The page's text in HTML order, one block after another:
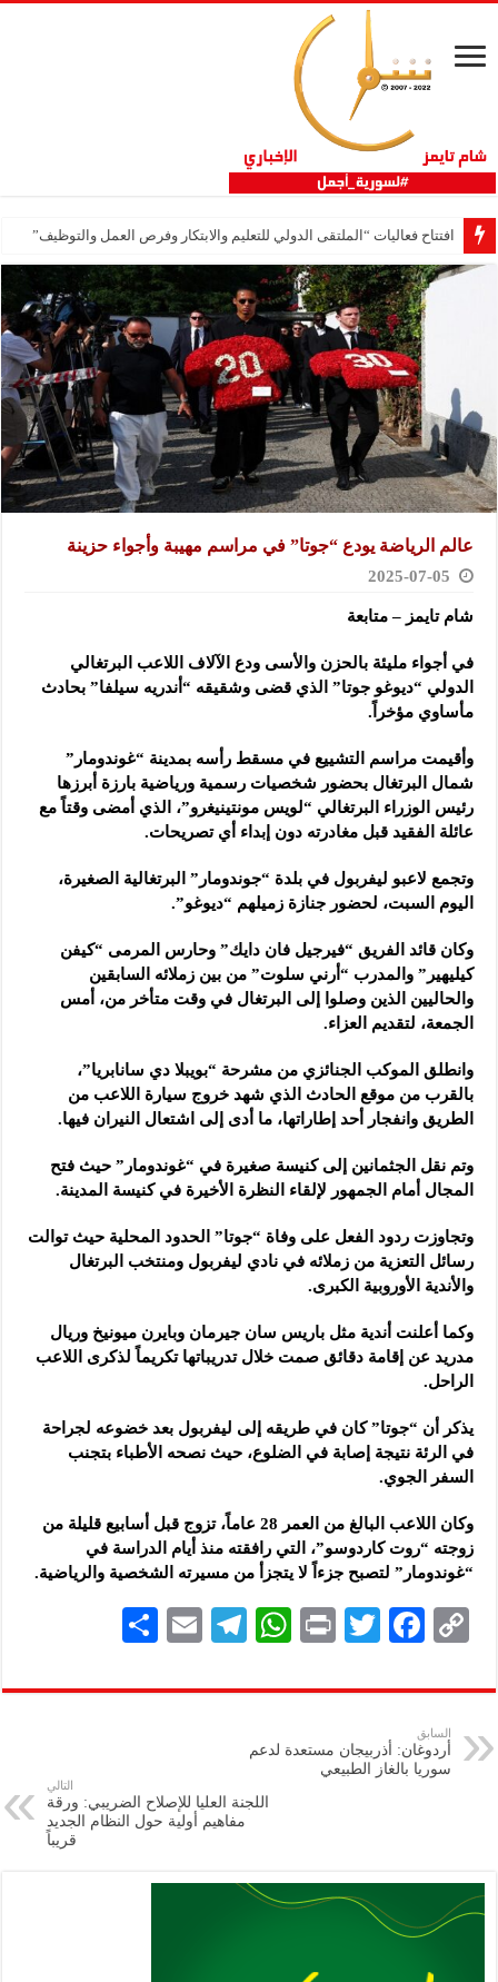
افتتاح فعاليات “الملتقى الدولي للتعليم والابتكار وفرص العمل والتوظيف”
عالم الرياضة يودع “جوتا” في مراسم مهيبة وأجواء حزينة
2025-07-05
شام تايمز – متابعة
في أجواء مليئة بالحزن والأسى ودع الآلاف اللاعب البرتغالي
الدولي “ديوغو جوتا” الذي قضى وشقيقه “أندريه سيلفا” بحادث
مأساوي مؤخراً.
وأقيمت مراسم التشييع في مسقط رأسه بمدينة “غوندومار”
شمال البرتغال بحضور شخصيات رسمية ورياضية بارزة أبرزها
رئيس الوزراء البرتغالي “لويس مونتينيغرو”، الذي أمضى وقتاً مع
عائلة الفقيد قبل مغادرته دون إبداء أي تصريحات.
وتجمع لاعبو ليفربول في بلدة “جوندومار” البرتغالية الصغيرة،
اليوم السبت، لحضور جنازة زميلهم “ديوغو”.
وكان قائد الفريق “فيرجيل فان دايك” وحارس المرمى “كيفن
كيليهير” والمدرب “أرني سلوت” من بين زملائه السابقين
والحاليين الذين وصلوا إلى البرتغال في وقت متأخر من، أمس
الجمعة، لتقديم العزاء.
وانطلق الموكب الجنائزي من مشرحة “بويبلا دي سانابريا”،
بالقرب من موقع الحادث الذي شهد خروج سيارة اللاعب من
الطريق وانفجار أحد إطاراتها، ما أدى إلى اشتعال النيران فيها.
وتم نقل الجثمانين إلى كنيسة صغيرة في “غوندومار” حيث فتح
المجال أمام الجمهور لإلقاء النظرة الأخيرة في كنيسة المدينة.
وتجاوزت ردود الفعل على وفاة “جوتا” الحدود المحلية حيث توالت
رسائل التعزية من زملائه في نادي ليفربول ومنتخب البرتغال
والأندية الأوروبية الكبرى.
وكما أعلنت أندية مثل باريس سان جيرمان وبايرن ميونيخ وريال
مدريد عن إقامة دقائق صمت خلال تدريباتها تكريماً لذكرى اللاعب
الراحل.
يذكر أن “جوتا” كان في طريقه إلى ليفربول بعد خضوعه لجراحة
في الرئة نتيجة إصابة في الضلوع، حيث نصحه الأطباء بتجنب
السفر الجوي.
وكان اللاعب البالغ من العمر 28 عاماً، تزوج قبل أسابيع قليلة من
زوجته “روت كاردوسو”، التي رافقته منذ أيام الدراسة في
“غوندومار” لتصبح جزءاً لا يتجزأ من مسيرته الشخصية والرياضية.
C
p
y
Li
F
eb
oo
k
T
tt
P
nt
W
at
A
p
p
Te
gr
E
ai
ar
السابق
أردوغان: أذربيجان مستعدة لدعم
سوريا بالغاز الطبيعي
التالي
اللجنة العليا للإصلاح الضريبي: ورقة
مفاهيم أولية حول النظام الجديد
قريباً